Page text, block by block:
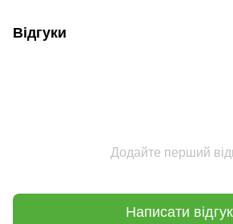
Відгуки
Додайте перший
Написати відгук